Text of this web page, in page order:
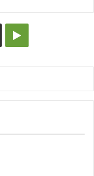
Google